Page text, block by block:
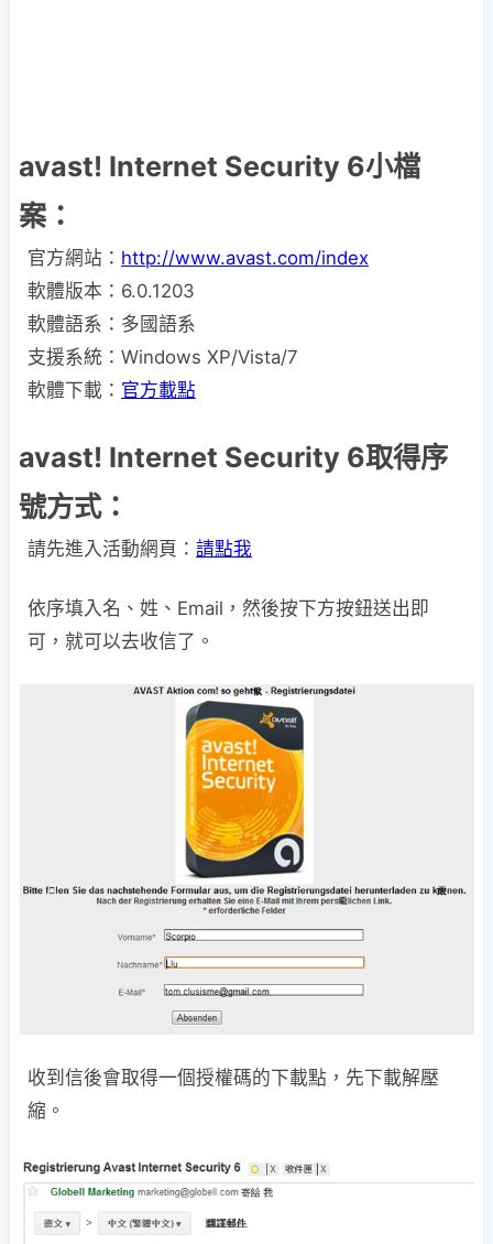
avast! Internet Security 6小檔
案：
官方網站： http://www.avast.com/index
軟體版本：6.0.1203
軟體語系：多國語系
支援系統：Windows XP/Vista/7
軟體下載： 官方載點
avast! Internet Security 6取得序
號方式：
請先進入活動網頁： 請點我
依序填入名、姓、Email，然後按下方按鈕送出即
可，就可以去收信了。
收到信後會取得一個授權碼的下載點，先下載解壓
縮。